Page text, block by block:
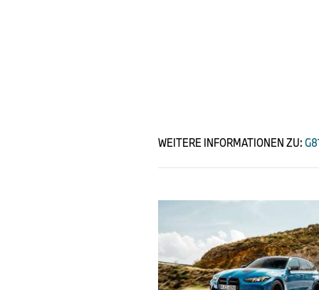
WEITERE INFORMATIONEN ZU: